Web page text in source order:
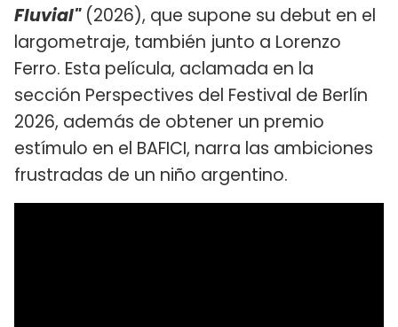
Fluvial"(2026), que supone su debut en el
largometraje, también junto a Lorenzo
Ferro. Esta película, aclamada en la
sección Perspectives del Festival de Berlín
2026, además de obtener un premio
estímulo en el BAFICI, narra las ambiciones
frustradas de un niño argentino.